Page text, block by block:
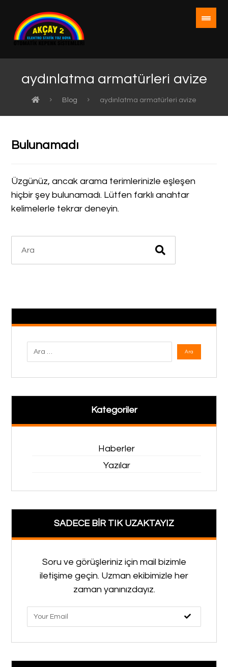
aydınlatma armatürleri avize
Blog aydınlatma armatürleri avize
Bulunamadı
Üzgünüz, ancak arama terimlerinizle eşleşen
hiçbir şey bulunamadı. Lütfen farklı anahtar
kelimelerle tekrar deneyin.
Kategoriler
Haberler
Yazılar
SADECE BİR TIK UZAKTAYIZ
Soru ve görüşleriniz için mail bizimle
iletişime geçin. Uzman ekibimizle her
zaman yanınızdayız.